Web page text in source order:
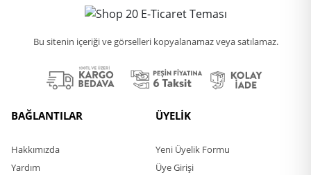
Bu sitenin içeriği ve görselleri kopyalanamaz veya satılamaz.
BAĞLANTILAR
Hakkımızda
Yardım
ÜYELİK
Yeni Üyelik Formu
Üye Girişi